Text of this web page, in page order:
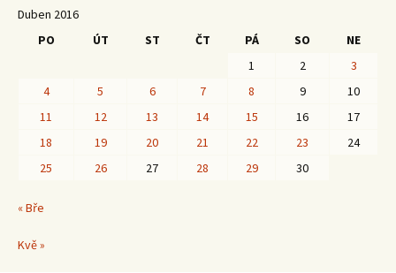
Duben 2016
PO
ÚT ST ČT PÁ SO
NE
1
2
3
4
5 6 7 8 9
10
11
12 13 14 15 16
17
18
19 20 21 22 23
24
25
26 27 28 29 30
« Bře
Kvě »